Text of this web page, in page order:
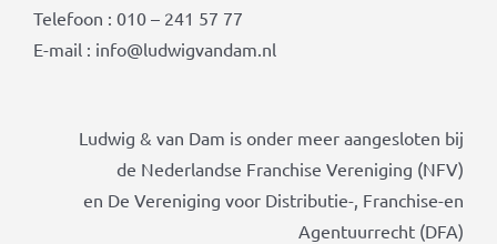
Telefoon : 010 – 241 57 77
E-mail : info@ludwigvandam.nl
Ludwig & van Dam is onder meer aangesloten bij
de Nederlandse Franchise Vereniging (NFV)
en De Vereniging voor Distributie-, Franchise-en
Agentuurrecht (DFA)